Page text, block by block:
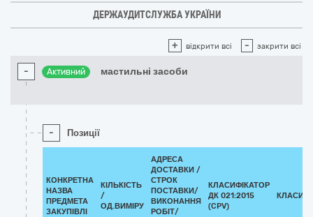
ДЕРЖАУДИТСЛУЖБА УКРАЇНИ
+ відкрити всі - закрити всі
- Активний мастильні засоби
- Позиції
КОНКРЕТНА
НАЗВА
ПРЕДМЕТА
ЗАКУПІВЛІ
КІЛЬКІСТЬ
/
ОД.ВИМІРУ
АДРЕСА
ДОСТАВКИ /
СТРОК
ПОСТАВКИ/
ВИКОНАННЯ
РОБІТ/
КЛАСИФІКАТОР
ДК 021:2015
(CPV)